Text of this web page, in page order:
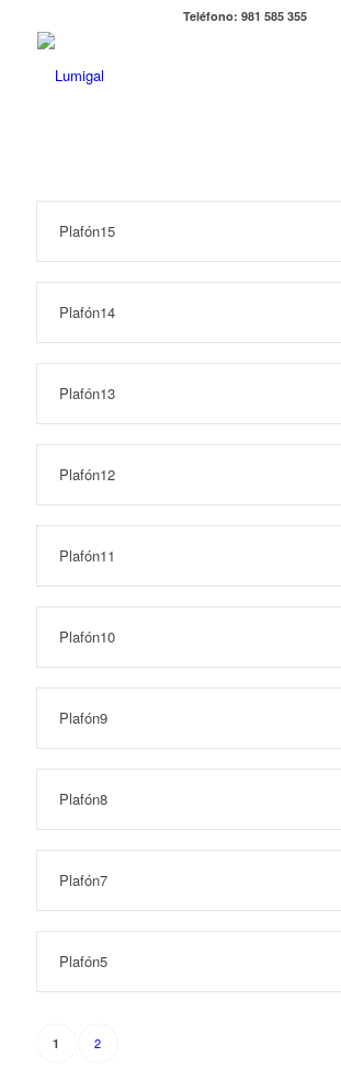
Teléfono: 981 585 355
Plafón15
Plafón14
Plafón13
Plafón12
Plafón11
Plafón10
Plafón9
Plafón8
Plafón7
Plafón5
1 2